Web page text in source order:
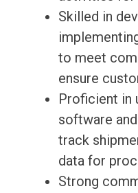
Skilled in
to meet
ensure
Proficient in
software
track
data for
Strong